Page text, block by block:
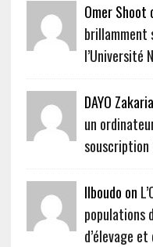
Omer Shoot
brillamment
l’Université
DAYO
un
souscription
Ilboudo on
populations
d’élevage